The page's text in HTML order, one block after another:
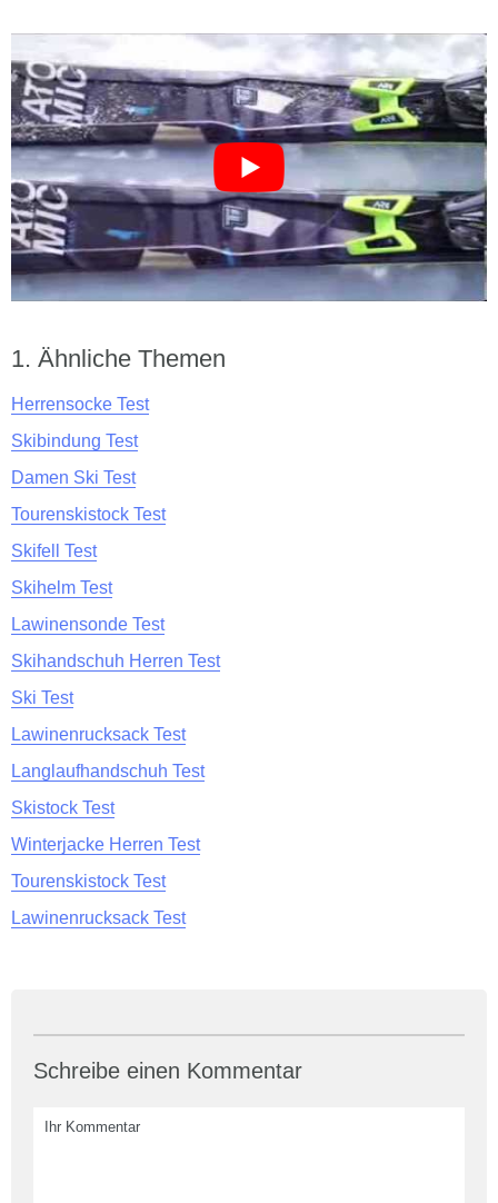
Ähnliche Themen
Herrensocke Test
Skibindung Test
Damen Ski Test
Tourenskistock Test
Skifell Test
Skihelm Test
Lawinensonde Test
Skihandschuh Herren Test
Ski Test
Lawinenrucksack Test
Langlaufhandschuh Test
Skistock Test
Winterjacke Herren Test
Tourenskistock Test
Lawinenrucksack Test
Schreibe einen Kommentar